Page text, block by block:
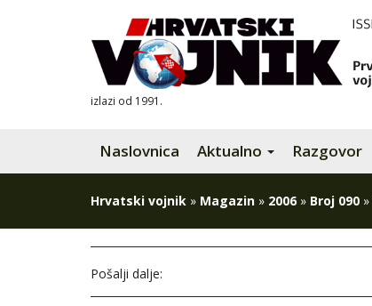
izlazi od 1991.
Naslovnica Aktualno Razgovor
Hrvatski vojnik » Magazin » 2006 » Broj 090 »
Pošalji dalje: